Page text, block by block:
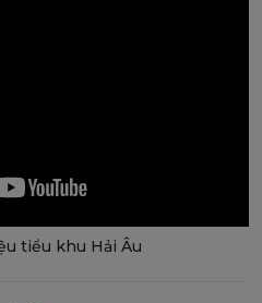
tiểu khu Hải Âu